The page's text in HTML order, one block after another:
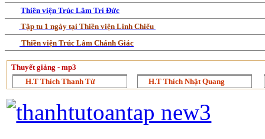
Thiền viện Trúc Lâm Trí Đức
Tập tu 1 ngày tại Thiền viện Linh Chiếu
Thiền viện Trúc Lâm Chánh Giác
Thuyết giảng - mp3
H.T Thích Thanh Từ
H.T Thích Nhật Quang